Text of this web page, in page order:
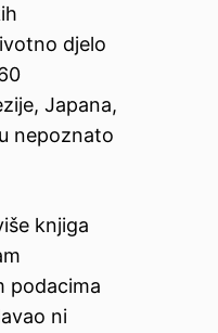
djelo
Japana,
nepoznato
knjiga
podacima
ni